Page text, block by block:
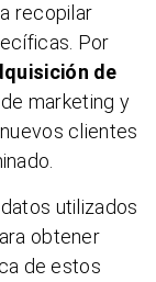
recopilar
Por
de
marketing y
clientes
utilizados
obtener
de estos